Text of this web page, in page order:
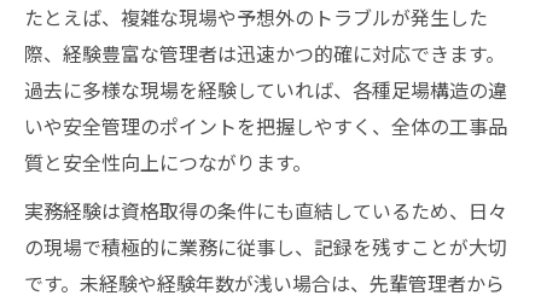
キャリアアップに役立つ足場工事管理者のスキ
ル向上術
足場工事管理者が実践したいスキル向上法
足場工事現場で身につくスキルとキャリア
足場工事管理者のための能力向上教育の活
用術
たとえば、複雑な現場や予想外のトラブルが発生した
際、経験豊富な管理者は迅速かつ的確に対応できます。
過去に多様な現場を経験していれば、各種足場構造の違
いや安全管理のポイントを把握しやすく、全体の工事品
質と安全性向上につながります。
実務経験は資格取得の条件にも直結しているため、日々
の現場で積極的に業務に従事し、記録を残すことが大切
です。未経験や経験年数が浅い場合は、先輩管理者から